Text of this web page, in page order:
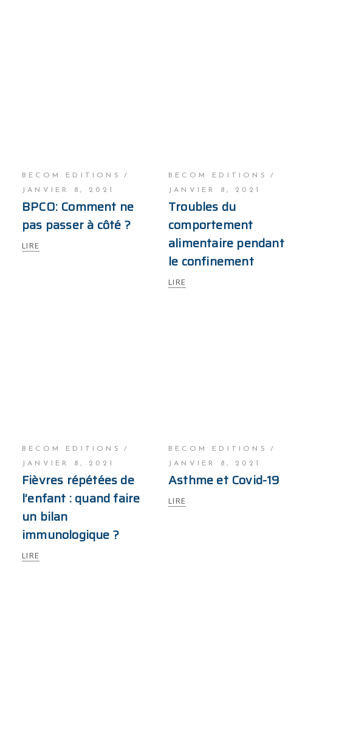
BECOM EDITIONS
JANVIER 8, 2021
BPCO: Comment ne
pas passer à côté ?
LIRE
BECOM EDITIONS
JANVIER 8, 2021
Troubles du
comportement
alimentaire pendant
le confinement
LIRE
BECOM EDITIONS
JANVIER 8, 2021
Fièvres répétées de
l’enfant : quand faire
un bilan
immunologique ?
LIRE
BECOM EDITIONS
JANVIER 8, 2021
Asthme et Covid-19
LIRE